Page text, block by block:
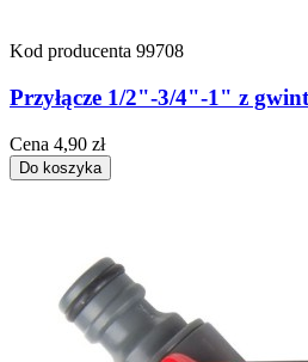
Kod producenta 99708
Przyłącze 1/2"-3/4"-1" z
Cena 4,90 zł
Do koszyka